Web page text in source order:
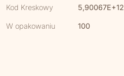
Kod Kreskowy 5,90067E+12
W opakowaniu 100